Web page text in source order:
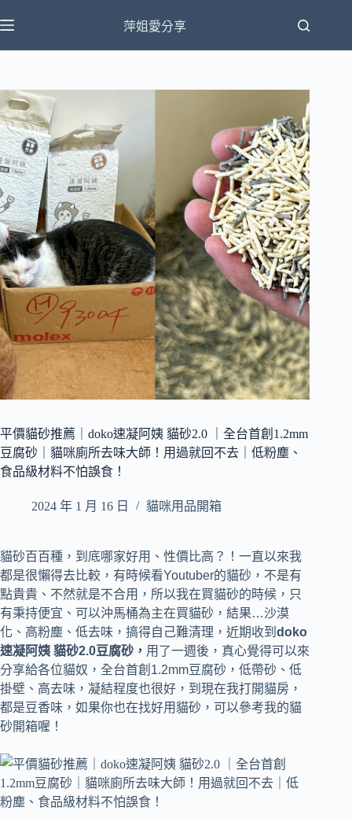
至
主
容
萍姐愛分享
平價貓砂推薦｜doko速凝阿姨 貓砂2.0 ｜全台首創1.2mm
豆腐砂｜貓咪廁所去味大師！用過就回不去｜低粉塵、
食品級材料不怕誤食！
2024 年 1 月 16 日 貓咪用品開箱
貓砂百百種，到底哪家好用、性價比高？！一直以來我
都是很懶得去比較，有時候看Youtuber的貓砂，不是有
點貴貴、不然就是不合用，所以我在買貓砂的時候，只
有秉持便宜、可以沖馬桶為主在買貓砂，結果…沙漠
化、高粉塵、低去味，搞得自己難清理，近期收到 doko
速凝阿姨 貓砂2.0豆腐砂， 用了一週後，真心覺得可以來
分享給各位貓奴，全台首創1.2mm豆腐砂，低帶砂、低
掛壁、高去味，凝結程度也很好，到現在我打開貓房，
都是豆香味，如果你也在找好用貓砂，可以參考我的貓
砂開箱喔！